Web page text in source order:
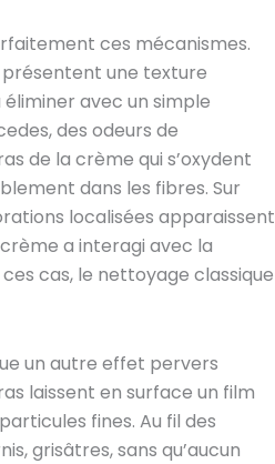
ces mécanismes.
présentent une texture
avec un simple
des odeurs de
de la crème qui s’oxydent
dans les fibres. Sur
localisées apparaissent
a interagi avec la
cas, le nettoyage classique
un autre effet pervers
laissent en surface un film
fines. Au fil des
grisâtres, sans qu’aucun